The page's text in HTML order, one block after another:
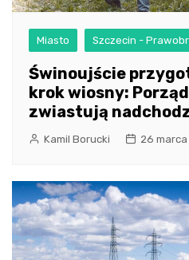
Miasto Szczecin -
Świnoujście
krok wiosny:
zwiastują
Kamil Borucki 26